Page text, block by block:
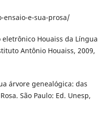
e-sua-prosa/
eletrônico Houaiss da Língua
Antônio Houaiss, 2009,
árvore genealógica: das
São Paulo: Ed. Unesp,